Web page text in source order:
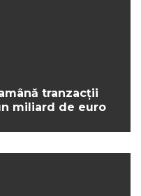
tranzacții
miliard de euro